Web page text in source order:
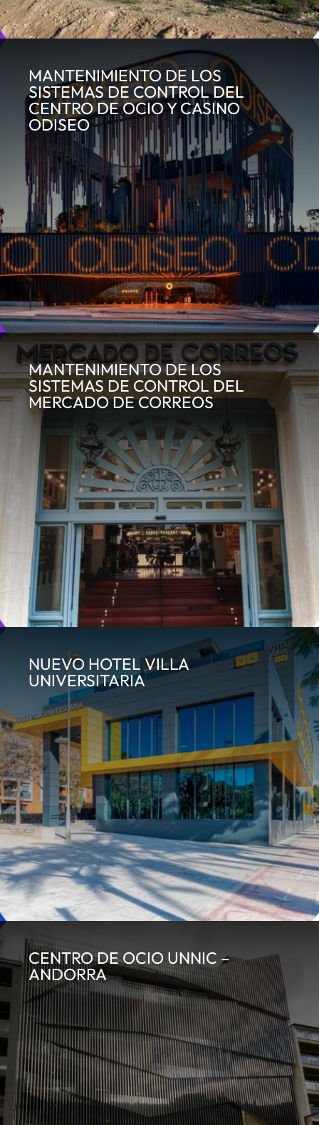
MANTENIMIENTO DE LOS
SISTEMAS DE CONTROL DEL
CENTRO DE OCIO Y CASINO
ODISEO
MANTENIMIENTO DE LOS
SISTEMAS DE CONTROL DEL
MERCADO DE CORREOS
NUEVO HOTEL VILLA
UNIVERSITARIA
CENTRO DE OCIO UNNIC –
ANDORRA